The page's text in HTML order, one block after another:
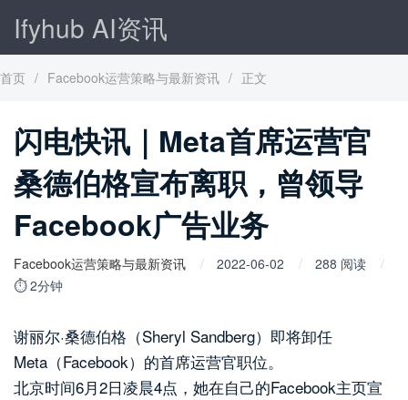
Ifyhub AI资讯
首页 / Facebook运营策略与最新资讯 / 正文
闪电快讯｜Meta首席运营官
桑德伯格宣布离职，曾领导
Facebook广告业务
Facebook运营策略与最新资讯 2022-06-02
288 阅读
⏱ 2分钟
谢丽尔·桑德伯格（Sheryl Sandberg）即将卸任
Meta（Facebook）的首席运营官职位。
北京时间6月2日凌晨4点，她在自己的Facebook主页宣